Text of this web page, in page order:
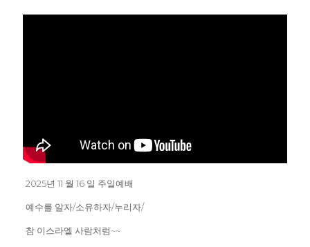
2025년 11 월 16 일 주일예배
예수를 알자/소유하자/누리자/
참 이스라엘 사람처럼~~